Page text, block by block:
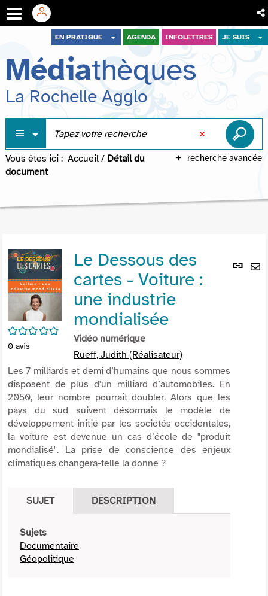
menu
contenu
recherche
EN PRATIQUE AGENDA INFOLETTRES JE SUIS
Médiathèques
La Rochelle Agglo
recherche avancée
Vous êtes ici : Accueil / Détail du
document
Lien
/5
0 avis
Le Dessous des
cartes - Voiture :
une industrie
mondialisée
Vidéo numérique
Rueff, Judith (Réalisateur)
Les 7 milliards et demi d’humains que nous sommes
disposent de plus d'un milliard d’automobiles. En
2050, leur nombre pourrait doubler. Alors que les
pays du sud suivent désormais le modèle de
développement initié par les sociétés occidentales,
la voiture est devenue un cas d’école de "produit
mondialisé". La prise de conscience des enjeux
climatiques changera-telle la donne ?
SUJET DESCRIPTION
Sujets
Documentaire
Géopolitique